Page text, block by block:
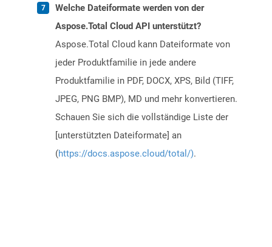
Welche Dateiformate werden von der
Aspose.Total Cloud API unterstützt?
Aspose.Total Cloud kann Dateiformate von
jeder Produktfamilie in jede andere
Produktfamilie in PDF, DOCX, XPS, Bild (TIFF,
JPEG, PNG BMP), MD und mehr konvertieren.
Schauen Sie sich die vollständige Liste der
[unterstützten Dateiformate] an
(https://docs.aspose.cloud/total/).